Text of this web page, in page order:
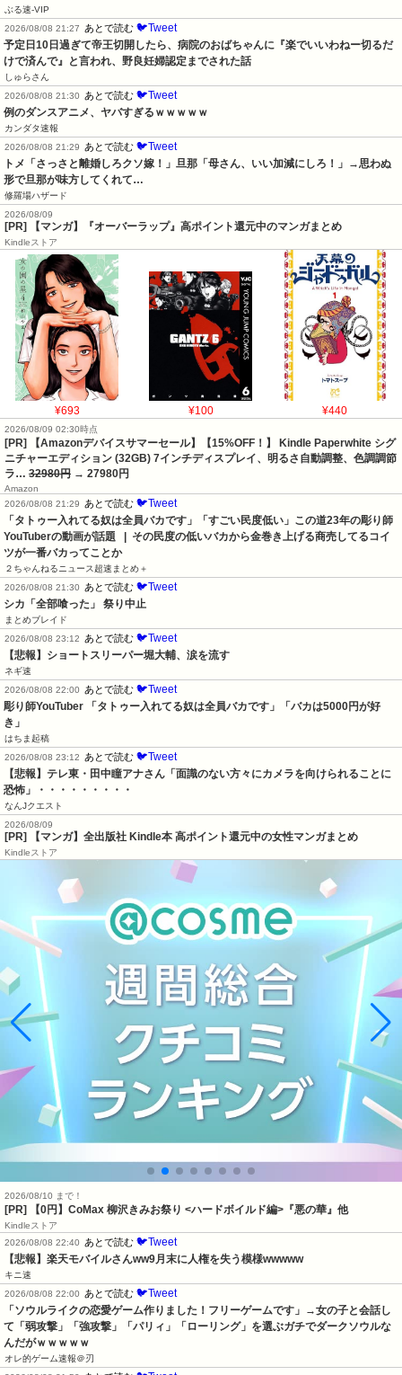
ぶる速-VIP
2026/08/08 21:27
あとで読む 🐦Tweet
予定日10日過ぎて帝王切開したら、病院のおばちゃんに『楽でいいわねー切るだ
けで済んで』と言われ、野良妊婦認定までされた話
しゅらさん
2026/08/08 21:30
あとで読む 🐦Tweet
例のダンスアニメ、ヤバすぎるｗｗｗｗｗ
カンダタ速報
2026/08/08 21:29
あとで読む 🐦Tweet
トメ「さっさと離婚しろクソ嫁！」旦那「母さん、いい加減にしろ！」→思わぬ
形で旦那が味方してくれて…
修羅場ハザード
2026/08/09
[PR] 【マンガ】『オーバーラップ』高ポイント還元中のマンガまとめ
Kindleストア
¥693 ¥100 ¥440
2026/08/09 02:30時点
[PR] 【Amazonデバイスサマーセール】【15%OFF！】 Kindle Paperwhite シグ
ニチャーエディション (32GB) 7インチディスプレイ、明るさ自動調整、色調調節
ラ… 32980円 → 27980円
Amazon
2026/08/08 21:29
あとで読む 🐦Tweet
「タトゥー入れてる奴は全員バカです」「すごい民度低い」この道23年の彫り師
YouTuberの動画が話題   |  その民度の低いバカから金巻き上げる商売してるコイ
ツが一番バカってことか
２ちゃんねるニュース超速まとめ＋
2026/08/08 21:30
あとで読む 🐦Tweet
シカ「全部喰った」 祭り中止
まとめブレイド
2026/08/08 23:12
あとで読む 🐦Tweet
【悲報】ショートスリーパー堀大輔、涙を流す
ネギ速
2026/08/08 22:00
あとで読む 🐦Tweet
彫り師YouTuber 「タトゥー入れてる奴は全員バカです」「バカは5000円が好
き」
はちま起稿
2026/08/08 23:12
あとで読む 🐦Tweet
【悲報】テレ東・田中瞳アナさん「面識のない方々にカメラを向けられることに
恐怖」・・・・・・・・・
なんJクエスト
2026/08/09
[PR] 【マンガ】全出版社 Kindle本 高ポイント還元中の女性マンガまとめ
Kindleストア
2026/08/10 まで！
[PR] 【0円】CoMax 柳沢きみお祭り <ハードボイルド編>『悪の華』他
Kindleストア
2026/08/08 22:40
あとで読む 🐦Tweet
【悲報】楽天モバイルさんww9月末に人権を失う模様wwwww
キニ速
2026/08/08 22:00
あとで読む 🐦Tweet
「ソウルライクの恋愛ゲーム作りました！フリーゲームです」→女の子と会話し
て「弱攻撃」「強攻撃」「パリィ」「ローリング」を選ぶガチでダークソウルな
んだがｗｗｗｗｗ
オレ的ゲーム速報＠刃